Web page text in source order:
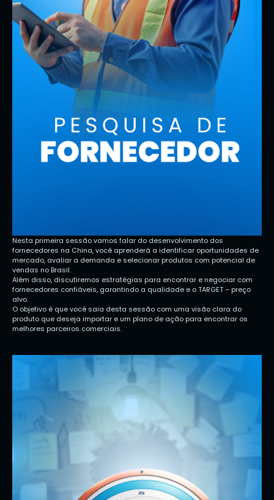
Nesta primeira sessão vamos falar do desenvolvimento dos
fornecedores na China, você aprenderá a identificar oportunidades de
mercado, avaliar a demanda e selecionar produtos com potencial de
vendas no Brasil.
Além disso, discutiremos estratégias para encontrar e negociar com
fornecedores confiáveis, garantindo a qualidade e o TARGET – preço
alvo.
O objetivo é que você saia desta sessão com uma visão clara do
produto que deseja importar e um plano de ação para encontrar os
melhores parceiros comerciais.